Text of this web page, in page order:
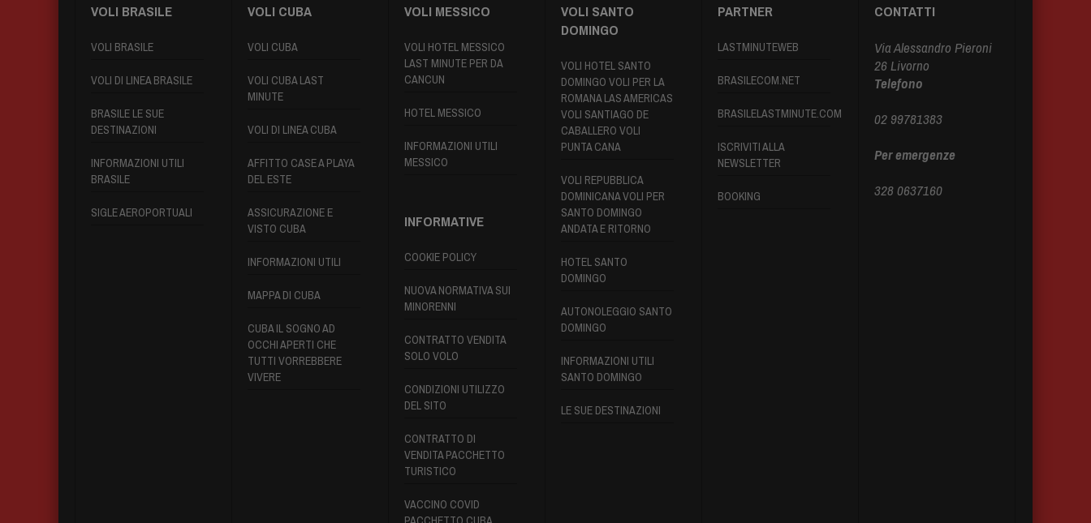
VOLI BRASILE
VOLI BRASILE
VOLI DI LINEA BRASILE
BRASILE LE SUE
DESTINAZIONI
INFORMAZIONI UTILI
BRASILE
SIGLE AEROPORTUALI
VOLI CUBA
VOLI CUBA
VOLI CUBA LAST
MINUTE
VOLI DI LINEA CUBA
AFFITTO CASE A PLAYA
DEL ESTE
ASSICURAZIONE E
VISTO CUBA
INFORMAZIONI UTILI
MAPPA DI CUBA
CUBA IL SOGNO AD
OCCHI APERTI CHE
TUTTI VORREBBERE
VIVERE
VOLI MESSICO
VOLI HOTEL MESSICO
LAST MINUTE PER DA
CANCUN
HOTEL MESSICO
INFORMAZIONI UTILI
MESSICO
INFORMATIVE
COOKIE POLICY
NUOVA NORMATIVA SUI
MINORENNI
CONTRATTO VENDITA
SOLO VOLO
CONDIZIONI UTILIZZO
DEL SITO
CONTRATTO DI
VENDITA PACCHETTO
TURISTICO
VACCINO COVID
VOLI SANTO
DOMINGO
VOLI HOTEL SANTO
DOMINGO VOLI PER LA
ROMANA LAS AMERICAS
VOLI SANTIAGO DE
CABALLERO VOLI
PUNTA CANA
VOLI REPUBBLICA
DOMINICANA VOLI PER
SANTO DOMINGO
ANDATA E RITORNO
HOTEL SANTO
DOMINGO
AUTONOLEGGIO SANTO
DOMINGO
INFORMAZIONI UTILI
SANTO DOMINGO
LE SUE DESTINAZIONI
PARTNER
LASTMINUTEWEB
BRASILECOM.NET
BRASILELASTMINUTE.COM
ISCRIVITI ALLA
NEWSLETTER
BOOKING
CONTATTI
Via Alessandro Pieroni
26 Livorno
Telefono
02 99781383
Per emergenze
328 0637160